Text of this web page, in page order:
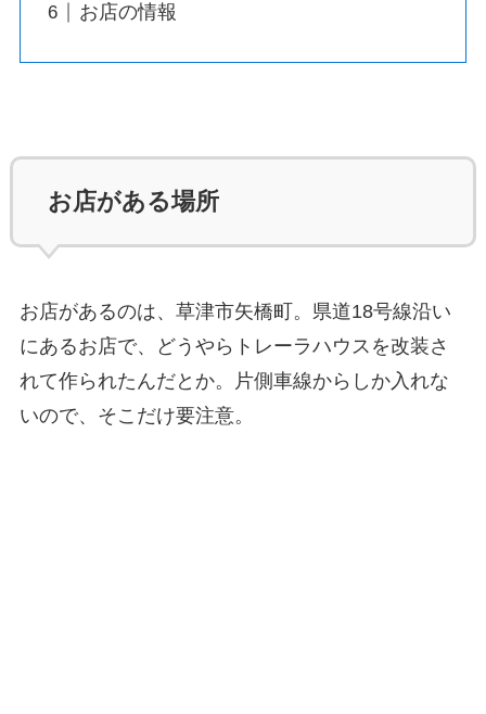
お店の情報
お店がある場所
お店があるのは、草津市矢橋町。県道18号線沿い
にあるお店で、どうやらトレーラハウスを改装さ
れて作られたんだとか。片側車線からしか入れな
いので、そこだけ要注意。